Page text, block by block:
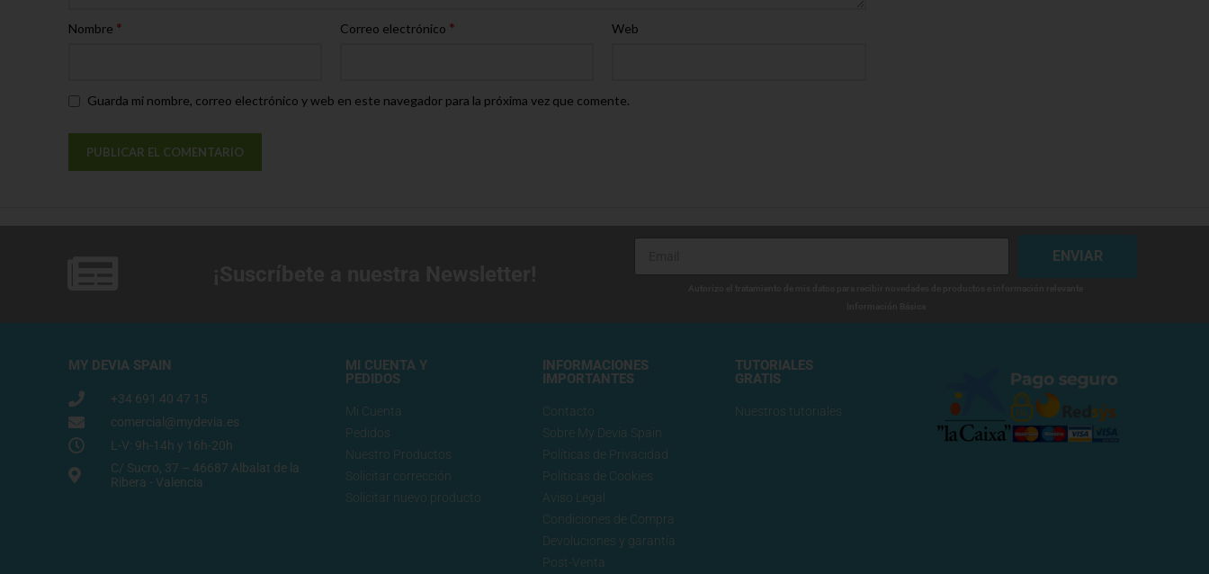
Nombre * Correo electrónico * Web
Guarda mi nombre, correo electrónico y web en este navegador para la próxima vez que comente.
ENVIAR
MY DEVIA SPAIN
+34 691 40 47 15
comercial@mydevia.es
L-V: 9h-14h y 16h-20h
C/ Sucro, 37 – 46687 Albalat de la
Ribera - Valencia
MI CUENTA Y
PEDIDOS
Mi Cuenta
Pedidos
Nuestro Productos
Solicitar corrección
Solicitar nuevo producto
INFORMACIONES
IMPORTANTES
Contacto
Sobre My Devia Spain
Políticas de Privacidad
Políticas de Cookies
Aviso Legal
Condiciones de Compra
Devoluciones y garantía
Post-Venta
TUTORIALES
GRATIS
Nuestros tutoriales